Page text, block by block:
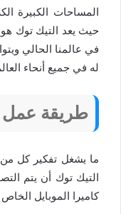
المساحات الكبيرة
حيث يعد التيك توك
في عالمنا الحالي
له في جميع أنحاء
طريقة عمل
ما يشغل تفكير كل من
التيك توك أن يتم
كاميرا الموبايل الخاص